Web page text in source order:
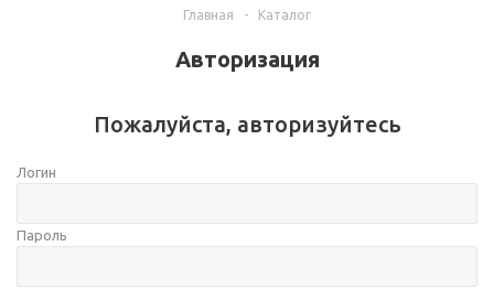
Главная - Каталог
Авторизация
Пожалуйста, авторизуйтесь
Логин
Пароль